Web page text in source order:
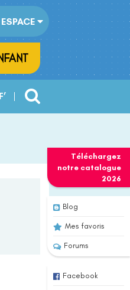
Téléchargez
notre catalogue
2026
Blog
Mes favoris
Forums
Facebook